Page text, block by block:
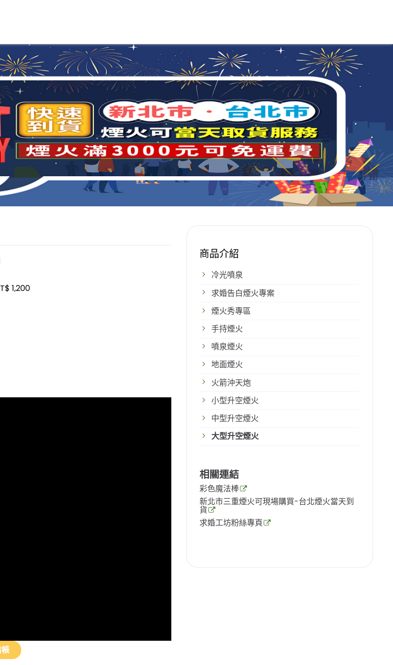
商品介紹
冷光噴泉
求婚告白煙火專案
煙火秀專區
手持煙火
噴泉煙火
地面煙火
火箭沖天炮
小型升空煙火
中型升空煙火
大型升空煙火
相關連結
彩色魔法棒
新北市三重煙火可現場購買-台北煙火當天到
貨
求婚工坊粉絲專頁
1,200